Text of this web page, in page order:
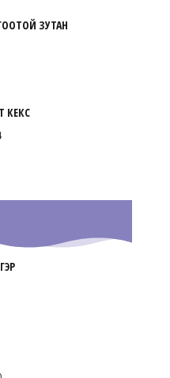
ЗУТАН
КЕКС